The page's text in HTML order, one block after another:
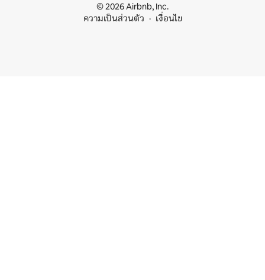
© 2026 Airbnb, Inc.
ความเป็นส่วนตัว
เงื่อนไข